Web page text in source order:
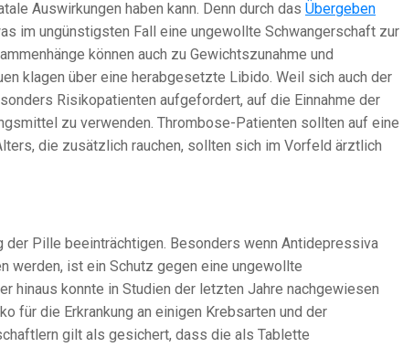
Auswirkungen haben kann. Denn durch das Übergeben
im ungünstigsten Fall eine ungewollte Schwangerschaft zur
können auch zu Gewichtszunahme und
klagen über eine herabgesetzte Libido. Weil sich auch der
Risikopatienten aufgefordert, auf die Einnahme der
zu verwenden. Thrombose-Patienten sollten auf eine
die zusätzlich rauchen, sollten sich im Vorfeld ärztlich
Pille beeinträchtigen. Besonders wenn Antidepressiva
werden, ist ein Schutz gegen eine ungewollte
hinaus konnte in Studien der letzten Jahre nachgewiesen
für die Erkrankung an einigen Krebsarten und der
gilt als gesichert, dass die als Tablette